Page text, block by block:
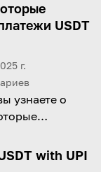
USDT
г.
узнаете о
with UPI